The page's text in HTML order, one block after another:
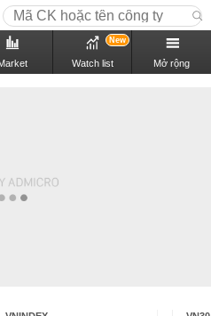
Watch list
New
Mở rộng